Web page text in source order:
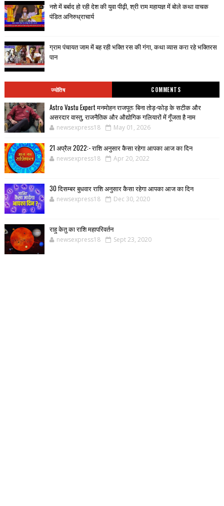
नशे में बर्बाद हो रही देश की युवा पीढ़ी, श्री राम महायज्ञ में बोले कथा वाचक
पंडित अनिरुध्राचार्य
ग्राम पंचायत जाम में बह रही भक्ति रस की गंगा, कथा व्यास करा रहे भक्तिरस
पान
ज्योतिष COMMENTS
Astro Vastu Expert मनमोहन राजपूत: बिना तोड़-फोड़ के सटीक और
असरदार वास्तु, राजनैतिक और औद्योगिक गलियारों में गूँजता है नाम
newsexpress18 May 01, 2026
21 अप्रैल 2022:- राशि अनुसार कैसा रहेगा आपका आज का दिन
newsexpress18 Apr 20, 2022
30 दिसम्बर बुधवार राशि अनुसार कैसा रहेगा आपका आज का दिन
newsexpress18 Dec 30, 2020
राहु केतु का राशि महापरिवर्तन
newsexpress18 Sept 23, 2020